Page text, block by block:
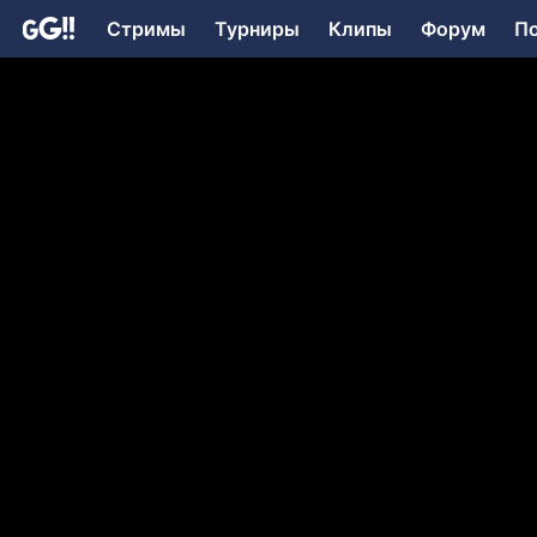
Стримы Турниры Клипы Форум